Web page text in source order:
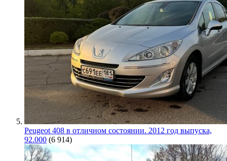
Peugeot 408 в отличном состоянии. 2012 год выпуска,
92.000 (6 914)